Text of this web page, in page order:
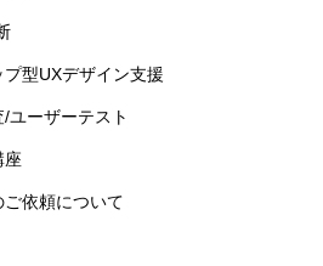
型UXデザイン支援
ユーザーテスト
座
依頼について